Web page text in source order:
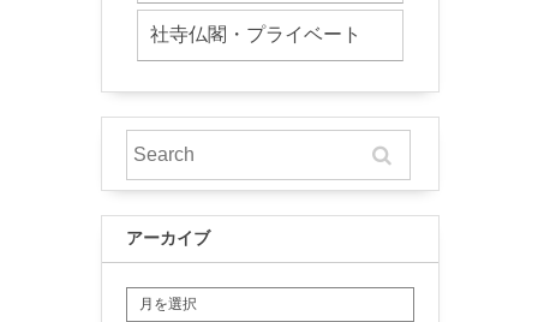
社寺仏閣・プライベート
アーカイブ